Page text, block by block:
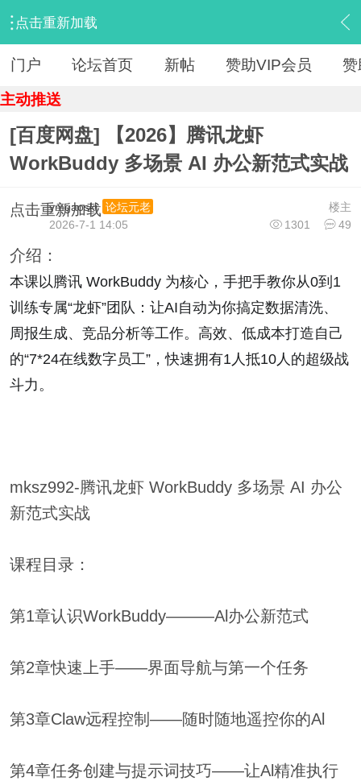
点击重新加载
› 【 资源区 】 › 『人工智能（AI）』 › 内容
门户 论坛首页 新帖 赞助VIP会员 赞
主动推送
[百度网盘] 【2026】腾讯龙虾
WorkBuddy 多场景 AI 办公新范式实战
点击重新加载 楼主
ymgaoski
论坛元老
1301
49
2026-7-1 14:05
介绍：
本课以腾讯 WorkBuddy 为核心，手把手教你从0到1
训练专属“龙虾”团队：让AI自动为你搞定数据清洗、
周报生成、竞品分析等工作。高效、低成本打造自己
的“7*24在线数字员工”，快速拥有1人抵10人的超级战
斗力。
mksz992-腾讯龙虾 WorkBuddy 多场景 AI 办公
新范式实战
课程目录：
第1章认识WorkBuddy———Al办公新范式
第2章快速上手——界面导航与第一个任务
第3章Claw远程控制——随时随地遥控你的Al
第4章任务创建与提示词技巧——让Al精准执行